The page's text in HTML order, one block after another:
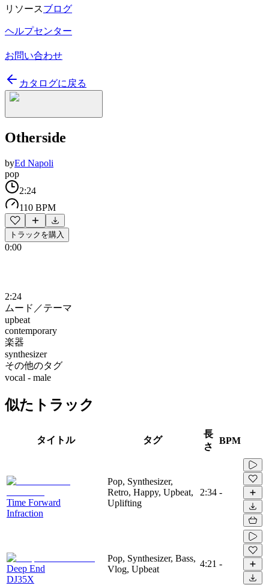
リソースブログ
ヘルプセンター
お問い合わせ
カタログに戻る
Otherside
byEd Napoli
pop
2:24
110 BPM
トラックを購入
0:00
2:24
ムード／テーマ
upbeat
contemporary
楽器
synthesizer
その他のタグ
vocal - male
似たトラック
タイトル タグ
長
さ
BPM
Time Forward
Infraction
Pop, Synthesizer,
Retro, Happy, Upbeat,
Uplifting
2:34 -
Deep End
DJ35X
Pop, Synthesizer, Bass,
Vlog, Upbeat
4:21 -